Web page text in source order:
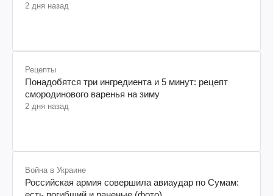
2 дня назад
Рецепты
Понадобятся три ингредиента и 5 минут: рецепт
смородинового варенья на зиму
2 дня назад
Война в Украине
Российская армия совершила авиаудар по Сумам: